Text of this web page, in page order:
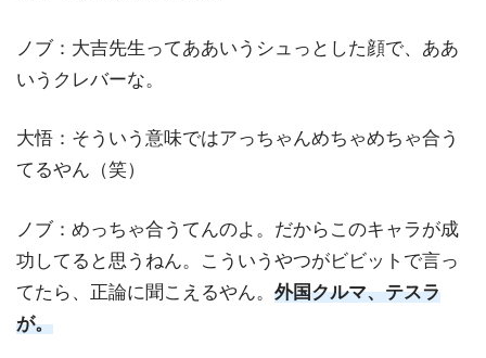
ノブ：大吉先生ってああいうシュっとした顔で、ああ
いうクレバーな。
大悟：そういう意味ではアっちゃんめちゃめちゃ合う
てるやん（笑）
ノブ：めっちゃ合うてんのよ。だからこのキャラが成
功してると思うねん。こういうやつがビビットで言っ
てたら、正論に聞こえるやん。 外国クルマ、テスラ
が。